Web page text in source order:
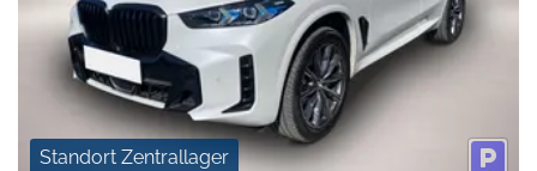
Standort Zentrallager